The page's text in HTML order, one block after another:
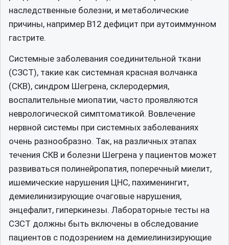
наследственные болезни, и метаболические
причины, например В12 дефицит при аутоиммунном
гастрите.
Системные заболевания соединительной ткани
(СЗСТ), такие как системная красная волчанка
(СКВ), синдром Шегрена, склеродермия,
воспалительные миопатии, часто проявляются
неврологической симптоматикой. Вовлечение
нервной системы при системных заболеваниях
очень разнообразно. Так, на различных этапах
течения СКВ и болезни Шегрена у пациентов может
развиваться полинейропатия, поперечный миелит,
ишемические нарушения ЦНС, пахименингит,
демиелинизирующие очаговые нарушения,
энцефалит, гиперкинезы. Лабораторные тесты на
СЗСТ должны быть включены в обследование
пациентов с подозрением на демиелинизирующие